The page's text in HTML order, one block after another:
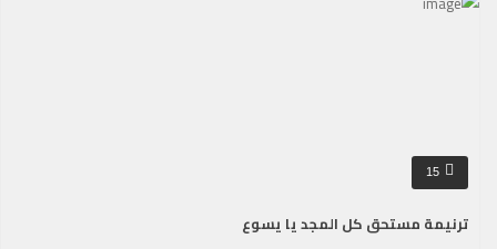
15
ترنيمة مستحق كل المجد يا يسوع